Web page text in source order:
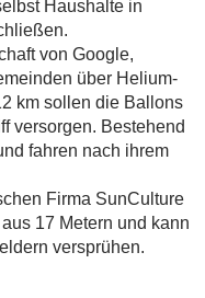
Haushalte in
von Google,
über Helium-
km sollen die Ballons
versorgen. Bestehend
fahren nach ihrem
Firma SunCulture
17 Metern und kann
versprühen.